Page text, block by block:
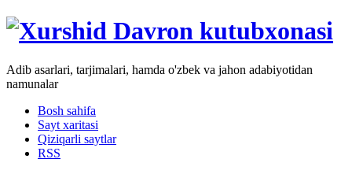
Adib asarlari, tarjimalari, hamda o'zbek va jahon adabiyotidan
namunalar
Bosh sahifa
Sayt xaritasi
Qiziqarli saytlar
RSS